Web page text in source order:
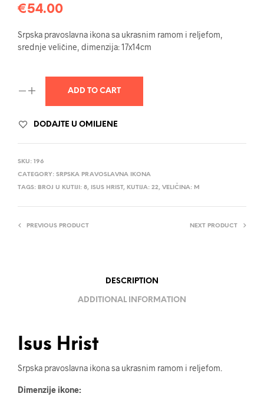
€54.00
Srpska pravoslavna ikona sa ukrasnim ramom i reljefom,
srednje veličine, dimenzija: 17x14cm
ADD TO CART
DODAJTE U OMILJENE
SKU: 196
CATEGORY: SRPSKA PRAVOSLAVNA IKONA
TAGS: BROJ U KUTIJI: 8, ISUS HRIST, KUTIJA: 22, VELIČINA: M
PREVIOUS PRODUCT NEXT PRODUCT
DESCRIPTION
ADDITIONAL INFORMATION
Isus Hrist
Srpska pravoslavna ikona sa ukrasnim ramom i reljefom.
Dimenzije ikone: